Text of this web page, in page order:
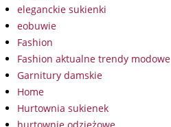
eleganckie sukienki
eobuwie
Fashion
Fashion aktualne trendy modowe
Garnitury damskie
Home
Hurtownia sukienek